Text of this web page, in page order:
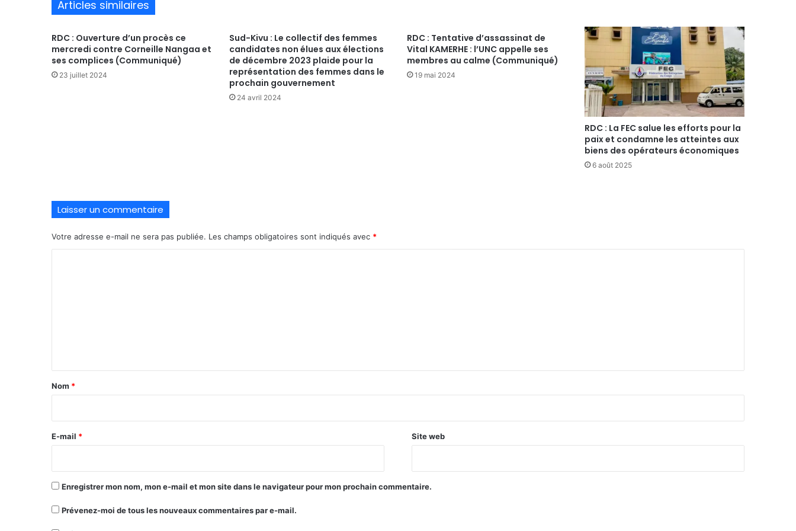
Articles similaires
RDC : Ouverture d’un procès ce
mercredi contre Corneille Nangaa et
ses complices (Communiqué)
23 juillet 2024
Sud-Kivu : Le collectif des femmes
candidates non élues aux élections
de décembre 2023 plaide pour la
représentation des femmes dans le
prochain gouvernement
24 avril 2024
RDC : Tentative d’assassinat de
Vital KAMERHE : l’UNC appelle ses
membres au calme (Communiqué)
19 mai 2024
RDC : La FEC salue les efforts pour la
paix et condamne les atteintes aux
biens des opérateurs économiques
6 août 2025
Laisser un commentaire
Votre adresse e-mail ne sera pas publiée. Les champs obligatoires sont indiqués avec *
a
e
Nom *
E-mail * Site web
Enregistrer mon nom, mon e-mail et mon site dans le navigateur pour mon prochain commentaire.
Prévenez-moi de tous les nouveaux commentaires par e-mail.